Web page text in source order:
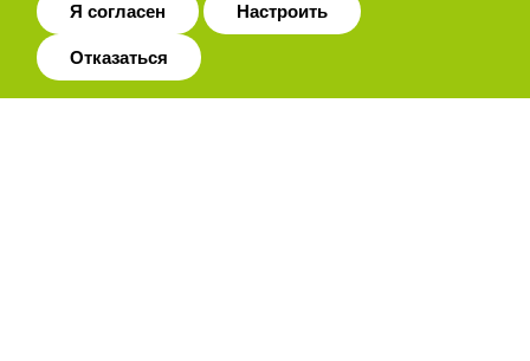
г. Москва, ул. Молдавская, дом 5,
строение 2
ПОДПИСАТЬСЯ НА РАССЫЛКУ
Я согласен Настроить
Отказаться